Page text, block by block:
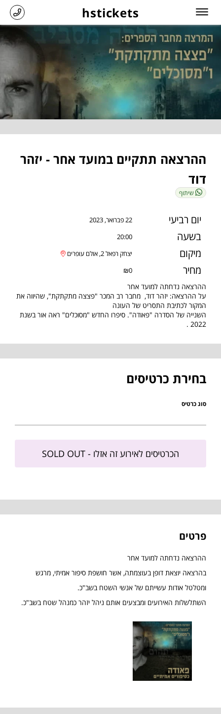
hstickets
ההרצאה תתקיים במועד אחר - יזהר
דוד
שיתוף
יום רביעי 22 פברואר, 2023
בשעה 20:00
מיקום יצחק רפאל 2, אולם עופרים
מחיר ₪0
ההרצאה נדחתה למועד אחר
על ההרצאה: יזהר דוד, מחבר רב המכר "פצצה מתקתקת", שהיווה את
המקור לכתיבת התסריט של העונה
השנייה של הסדרה "פאודה". סיפרו החדש "מסוכלים" ראה אור בשנת
2022 .
בחירת כרטיסים
סוג כרטיס
הכרטיסים לאירוע זה אזלו - SOLD OUT
פרטים
ההרצאה נדחתה למועד אחר
בהרצאה יוצאת דופן בעוצמתה, אשר חושפת סיפור אמיתי, מרגש
ומטלטל אודות עשייתם של אנשי השטח בשב"כ.
השתלשלות האירועים ומבצעים אותם ניהל יזהר כמנהל שטח בשב"כ.